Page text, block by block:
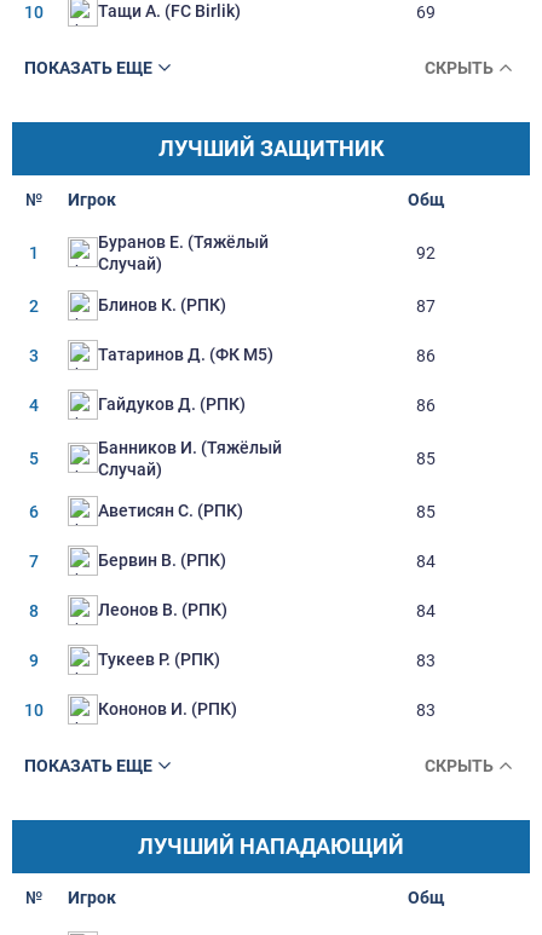
10 Тащи А. (FC Birlik) 69
ПОКАЗАТЬ ЕЩЕ СКРЫТЬ
ЛУЧШИЙ ЗАЩИТНИК
№ Игрок Oбщ
1
Буранов Е. (Тяжёлый
Случай)
92
2 Блинов К. (РПК) 87
3 Татаринов Д. (ФК М5) 86
4 Гайдуков Д. (РПК) 86
5
Банников И. (Тяжёлый
Случай)
85
6 Аветисян С. (РПК) 85
7 Бервин В. (РПК) 84
8 Леонов В. (РПК) 84
9 Тукеев Р. (РПК) 83
10 Кононов И. (РПК) 83
ПОКАЗАТЬ ЕЩЕ СКРЫТЬ
ЛУЧШИЙ НАПАДАЮЩИЙ
№ Игрок Oбщ